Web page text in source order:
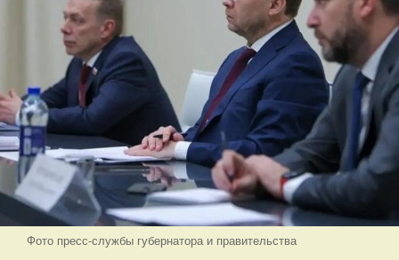
Фото пресс-службы губернатора и правительства